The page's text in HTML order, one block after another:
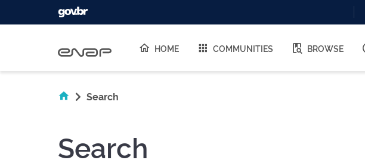
HOME COMMUNITIES BROWSE
Search
Search